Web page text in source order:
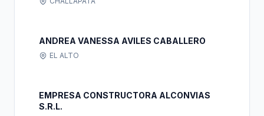
ANDREA VANESSA AVILES CABALLERO
EL ALTO
EMPRESA CONSTRUCTORA ALCONVIAS
S.R.L.